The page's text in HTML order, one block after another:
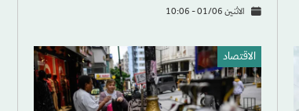
الاثنين 01/06 - 10:06
الاقتصاد